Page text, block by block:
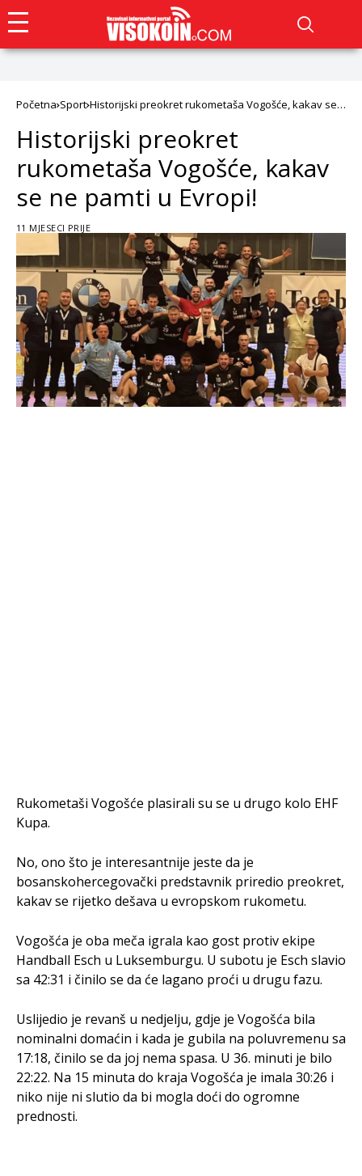
Početna Sport Historijski preokret rukometaša Vogošće, kakav se
Historijski preokret
rukometaša Vogošće, kakav
se ne pamti u Evropi!
11 MJESECI PRIJE
Rukometaši Vogošće plasirali su se u drugo kolo EHF
Kupa.
No, ono što je interesantnije jeste da je
bosanskohercegovački predstavnik priredio preokret,
kakav se rijetko dešava u evropskom rukometu.
Vogošća je oba meča igrala kao gost protiv ekipe
Handball Esch u Luksemburgu. U subotu je Esch slavio
sa 42:31 i činilo se da će lagano proći u drugu fazu.
Uslijedio je revanš u nedjelju, gdje je Vogošća bila
nominalni domaćin i kada je gubila na poluvremenu sa
17:18, činilo se da joj nema spasa. U 36. minuti je bilo
22:22. Na 15 minuta do kraja Vogošća je imala 30:26 i
niko nije ni slutio da bi mogla doći do ogromne
prednosti.